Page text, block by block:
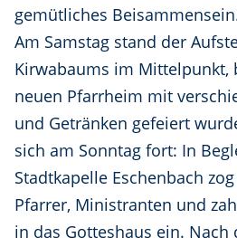
gemütliches
Am Samstag stand der
Kirwabaums im Mittelpunkt,
neuen Pfarrheim mit
und Getränken gefeiert
sich am Sonntag fort: In
Stadtkapelle Eschenbach
Pfarrer, Ministranten und
in das Gotteshaus ein.